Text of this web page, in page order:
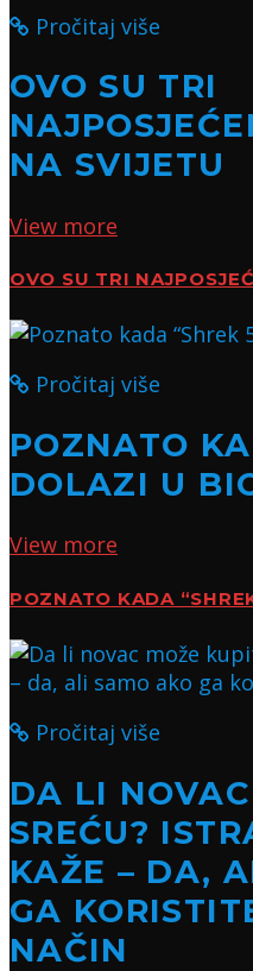
Pročitaj više
OVO SU TRI
NA SVIJETU
View more
OVO SU TRI
Pročitaj više
POZNATO
DOLAZI U
View more
POZNATO KADA
Pročitaj više
DA LI
SREĆU?
KAŽE – DA,
GA
NAČIN